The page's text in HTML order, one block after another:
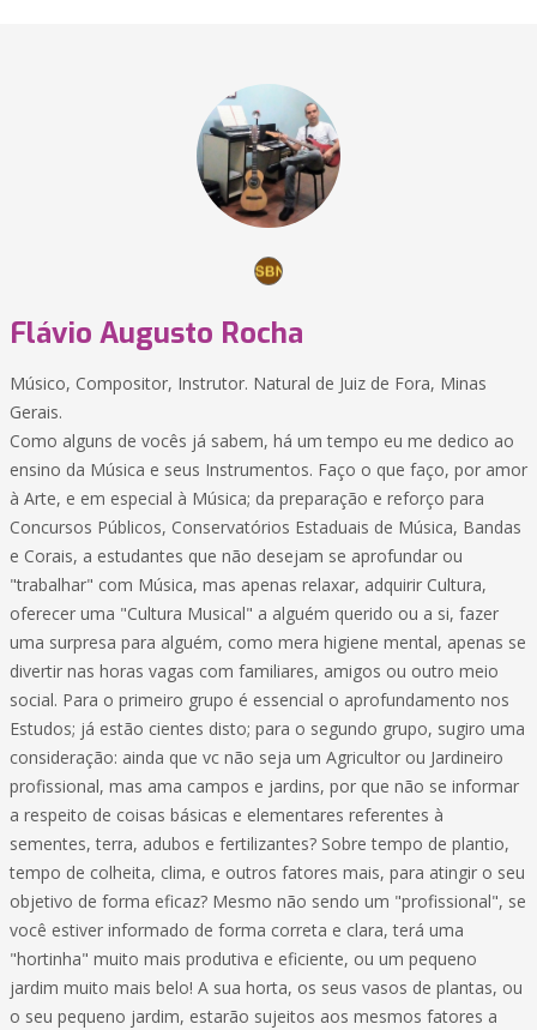
Flávio Augusto Rocha
Músico, Compositor, Instrutor. Natural de Juiz de Fora, Minas
Gerais.
Como alguns de vocês já sabem, há um tempo eu me dedico ao
ensino da Música e seus Instrumentos. Faço o que faço, por amor
à Arte, e em especial à Música; da preparação e reforço para
Concursos Públicos, Conservatórios Estaduais de Música, Bandas
e Corais, a estudantes que não desejam se aprofundar ou
"trabalhar" com Música, mas apenas relaxar, adquirir Cultura,
oferecer uma "Cultura Musical" a alguém querido ou a si, fazer
uma surpresa para alguém, como mera higiene mental, apenas se
divertir nas horas vagas com familiares, amigos ou outro meio
social. Para o primeiro grupo é essencial o aprofundamento nos
Estudos; já estão cientes disto; para o segundo grupo, sugiro uma
consideração: ainda que vc não seja um Agricultor ou Jardineiro
profissional, mas ama campos e jardins, por que não se informar
a respeito de coisas básicas e elementares referentes à
sementes, terra, adubos e fertilizantes? Sobre tempo de plantio,
tempo de colheita, clima, e outros fatores mais, para atingir o seu
objetivo de forma eficaz? Mesmo não sendo um "profissional", se
você estiver informado de forma correta e clara, terá uma
"hortinha" muito mais produtiva e eficiente, ou um pequeno
jardim muito mais belo! A sua horta, os seus vasos de plantas, ou
o seu pequeno jardim, estarão sujeitos aos mesmos fatores a